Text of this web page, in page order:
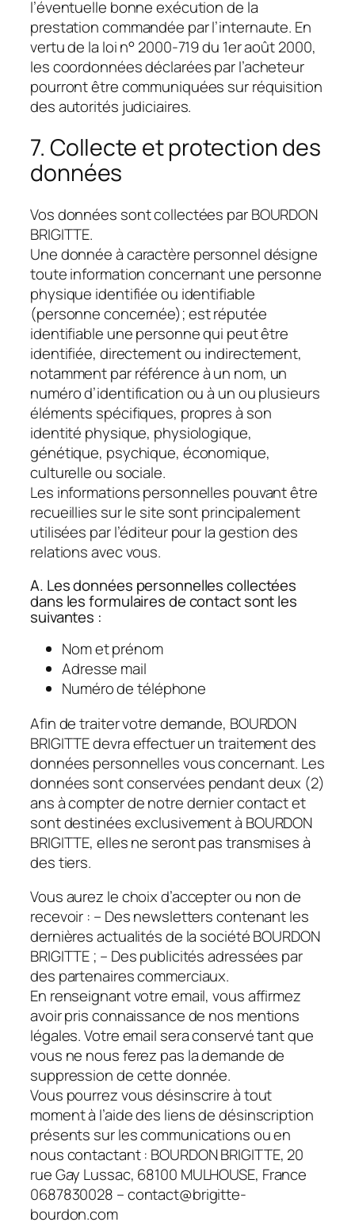
l’éventuelle bonne exécution de la
prestation commandée par l’internaute. En
vertu de la loi n° 2000-719 du 1er août 2000,
les coordonnées déclarées par l’acheteur
pourront être communiquées sur réquisition
des autorités judiciaires.
7. Collecte et protection des
données
Vos données sont collectées par BOURDON
BRIGITTE.
Une donnée à caractère personnel désigne
toute information concernant une personne
physique identifiée ou identifiable
(personne concernée); est réputée
identifiable une personne qui peut être
identifiée, directement ou indirectement,
notamment par référence à un nom, un
numéro d’identification ou à un ou plusieurs
éléments spécifiques, propres à son
identité physique, physiologique,
génétique, psychique, économique,
culturelle ou sociale.
Les informations personnelles pouvant être
recueillies sur le site sont principalement
utilisées par l’éditeur pour la gestion des
relations avec vous.
A. Les données personnelles collectées
dans les formulaires de contact sont les
suivantes :
Nom et prénom
Adresse mail
Numéro de téléphone
Afin de traiter votre demande, BOURDON
BRIGITTE devra effectuer un traitement des
données personnelles vous concernant. Les
données sont conservées pendant deux (2)
ans à compter de notre dernier contact et
sont destinées exclusivement à BOURDON
BRIGITTE, elles ne seront pas transmises à
des tiers.
Vous aurez le choix d’accepter ou non de
recevoir : – Des newsletters contenant les
dernières actualités de la société BOURDON
BRIGITTE ; – Des publicités adressées par
des partenaires commerciaux.
En renseignant votre email, vous affirmez
avoir pris connaissance de nos mentions
légales. Votre email sera conservé tant que
vous ne nous ferez pas la demande de
suppression de cette donnée.
Vous pourrez vous désinscrire à tout
moment à l’aide des liens de désinscription
présents sur les communications ou en
nous contactant : BOURDON BRIGITTE, 20
rue Gay Lussac, 68100 MULHOUSE, France
0687830028 – contact@brigitte-
bourdon.com